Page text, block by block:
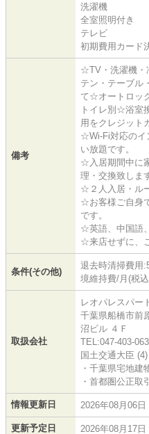
洗濯機
全室照明付き
テレビ
初期費用カード
備考
☆TV・洗濯機・
テン・テーブル
て☆オートロッ
トイレ別☆浴
用をクレジット
☆Wi-Fi対応のイ
い放題です。
☆入居期間中に
理・交換致しま
☆２人入居・ル
☆お客様ご自身
です。
☆英語、中国語
☆来店せずに、
条件(その他)
退去時清掃費用
境維持費/月(税
取扱会社
レオパレスパー
千葉県船橋市前
沼ビル ４Ｆ
TEL:047-403-
国土交通大臣
・千葉県宅地建
・首都圏公正取
情報更新日 2026年08月06日
更新予定日 2026年08月17日